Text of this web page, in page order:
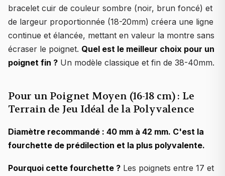
bracelet cuir de couleur sombre (noir, brun foncé) et
de largeur proportionnée (18-20mm) créera une ligne
continue et élancée, mettant en valeur la montre sans
écraser le poignet. Quel est le meilleur choix pour un
poignet fin ? Un modèle classique et fin de 38-40mm.
Pour un Poignet Moyen (16-18 cm) : Le
Terrain de Jeu Idéal de la Polyvalence
Diamètre recommandé : 40 mm à 42 mm. C'est la
fourchette de prédilection et la plus polyvalente.
Pourquoi cette fourchette ? Les poignets entre 17 et